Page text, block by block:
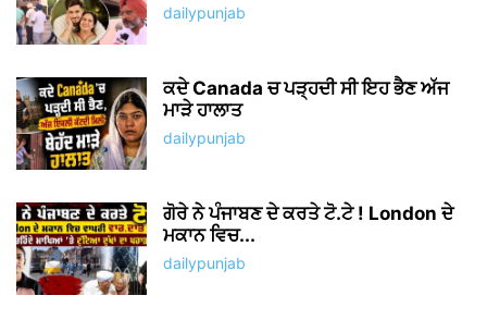
dailypunjab
ਕਦੇ Canada ਚ ਪੜ੍ਹਦੀ ਸੀ ਇਹ ਭੈਣ ਅੱਜ
ਮਾੜੇ ਹਾਲਾਤ
dailypunjab
ਗੋਰੇ ਨੇ ਪੰਜਾਬਣ ਦੇ ਕਰਤੇ ਟੋ.ਟੇ ! London ਦੇ
ਮਕਾਨ ਵਿਚ...
dailypunjab